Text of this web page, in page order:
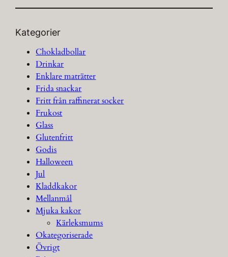
Kategorier
Chokladbollar
Drinkar
Enklare maträtter
Frida snackar
Fritt från raffinerat socker
Frukost
Glass
Glutenfritt
Godis
Halloween
Jul
Kladdkakor
Mellanmål
Mjuka kakor
Kärleksmums
Okategoriserade
Övrigt